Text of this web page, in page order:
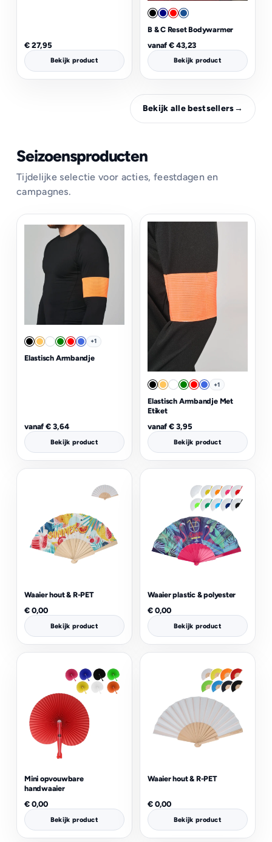
€27,95
Bekijk product
B & C Reset Bodywarmer
vanaf€ 43,23
Bekijk product
Bekijk alle bestsellers→
Seizoensproducten
Tijdelijke selectie voor acties, feestdagen en
campagnes.
+1
Elastisch Armbandje
vanaf€ 3,64
Bekijk product
+1
Elastisch Armbandje Met
Etiket
vanaf€ 3,95
Bekijk product
Waaier hout & R-PET
€0,00
Bekijk product
Waaier plastic & polyester
€0,00
Bekijk product
Mini opvouwbare
handwaaier
€0,00
Bekijk product
Waaier hout & R-PET
€0,00
Bekijk product